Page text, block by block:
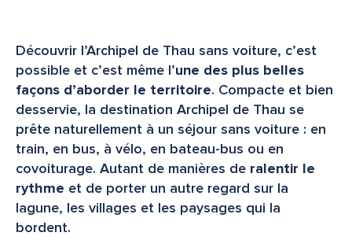
Découvrir l’Archipel de Thau sans voiture, c’est
possible et c’est même l’une des plus belles
façons d’aborder le territoire. Compacte et bien
desservie, la destination Archipel de Thau se
prête naturellement à un séjour sans voiture : en
train, en bus, à vélo, en bateau-bus ou en
covoiturage. Autant de manières de ralentir le
rythme et de porter un autre regard sur la
lagune, les villages et les paysages qui la
bordent.